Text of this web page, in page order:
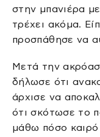
στην μπανιέρα
τρέχει ακόμα.
προσπάθησε να
Μετά την
δήλωσε ότι
άρχισε να
ότι σκότωσε το
μάθω πόσο καιρό